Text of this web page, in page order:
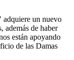
adquiere un nuevo
además de haber
están apoyando
de las Damas